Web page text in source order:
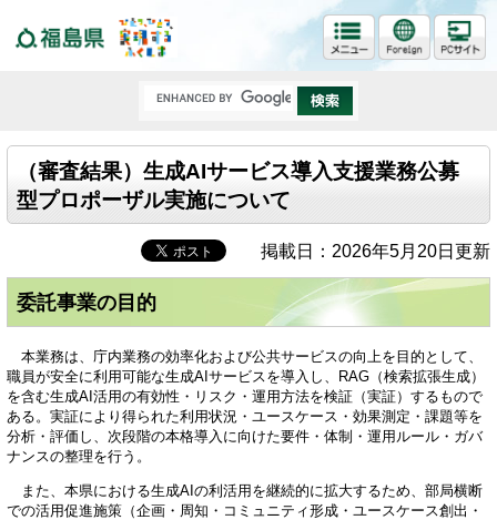
（審査結果）生成AIサービス導入支援業務公募
型プロポーザル実施について
掲載日：2026年5月20日更新
委託事業の目的
本業務は、庁内業務の効率化および公共サービスの向上を目的として、
職員が安全に利用可能な生成AIサービスを導入し、RAG（検索拡張生成）
を含む生成AI活用の有効性・リスク・運用方法を検証（実証）するもので
ある。実証により得られた利用状況・ユースケース・効果測定・課題等を
分析・評価し、次段階の本格導入に向けた要件・体制・運用ルール・ガバ
ナンスの整理を行う。
また、本県における生成AIの利活用を継続的に拡大するため、部局横断
での活用促進施策（企画・周知・コミュニティ形成・ユースケース創出・